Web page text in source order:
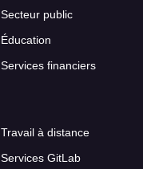
Secteur public
Éducation
Services financiers
Travail à distance
Services GitLab